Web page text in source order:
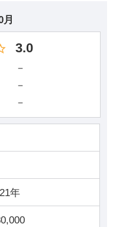
3.0
－
－
－
年